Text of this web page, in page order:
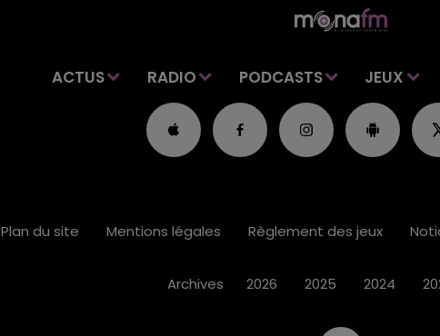
ACTUS RADIO PODCASTS JEUX
Plan du site Mentions légales Règlement des jeux
Archives 2026 2025 2024